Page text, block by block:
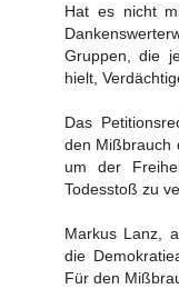
Hat es nicht
Gruppen, die
hielt,
Das
den Mißbrauch
um der
Todesstoß zu
Markus Lanz,
die
Für den